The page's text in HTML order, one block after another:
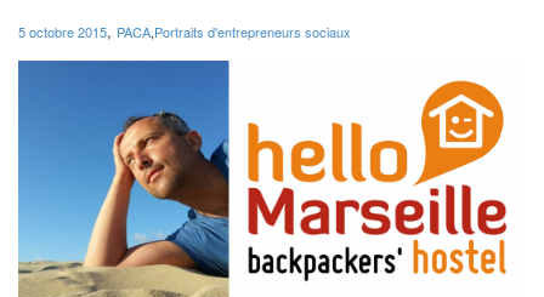
5 octobre 2015, PACA,Portraits d'entrepreneurs sociaux